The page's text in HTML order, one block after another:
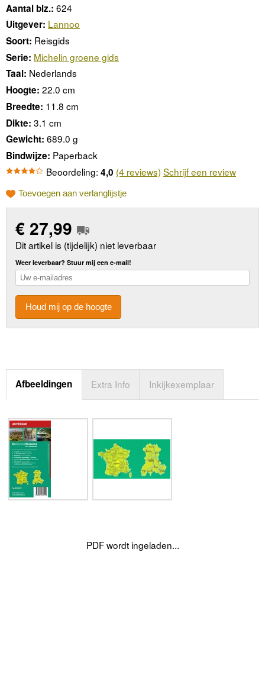
Aantal blz.: 624
Uitgever: Lannoo
Soort: Reisgids
Serie: Michelin groene gids
Taal: Nederlands
Hoogte: 22.0 cm
Breedte: 11.8 cm
Dikte: 3.1 cm
Gewicht: 689.0 g
Bindwijze: Paperback
Beoordeling: 4,0 (4 reviews) Schrijf een review
Toevoegen aan verlanglijstje
€ 27,99
Dit artikel is (tijdelijk) niet leverbaar
Weer leverbaar? Stuur mij een e-mail!
Houd mij op de hoogte
Afbeeldingen Extra Info Inkijkexemplaar
PDF wordt ingeladen...